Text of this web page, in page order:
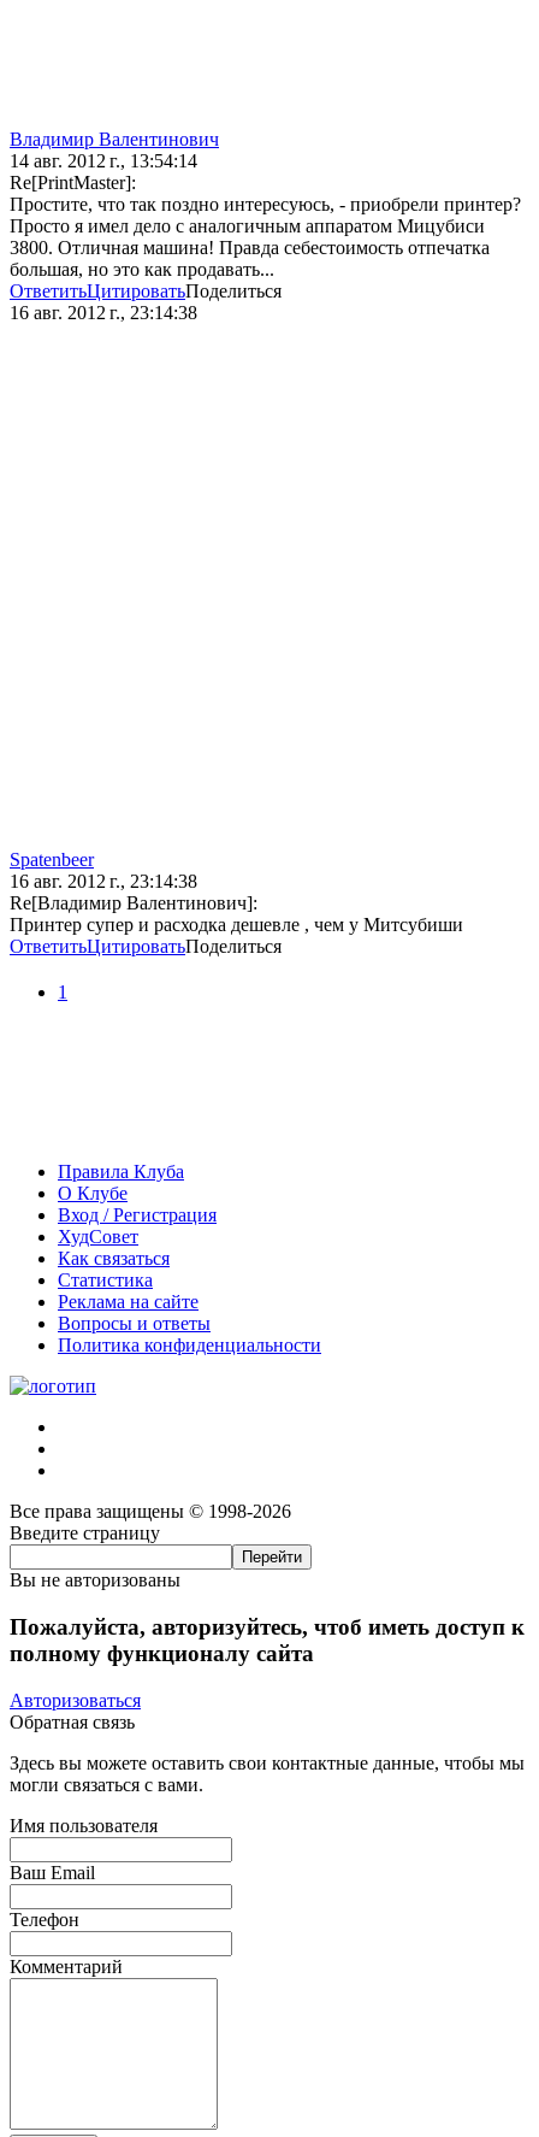
Владимир Валентинович
14 авг. 2012 г., 13:54:14
Re[PrintMaster]:
Простите, что так поздно интересуюсь, - приобрели принтер?
Просто я имел дело с аналогичным аппаратом Мицубиси
3800. Отличная машина! Правда себестоимость отпечатка
большая, но это как продавать...
ОтветитьЦитироватьПоделиться
16 авг. 2012 г., 23:14:38
Spatenbeer
16 авг. 2012 г., 23:14:38
Re[Владимир Валентинович]:
Принтер супер и расходка дешевле , чем у Митсубиши
ОтветитьЦитироватьПоделиться
1
Правила Клуба
О Клубе
Вход / Регистрация
ХудСовет
Как связаться
Статистика
Реклама на сайте
Вопросы и ответы
Политика конфиденциальности
Все права защищены © 1998-2026
Введите страницу
Вы не авторизованы
Пожалуйста, авторизуйтесь, чтоб иметь доступ к
полному функционалу сайта
Авторизоваться
Обратная связь
Здесь вы можете оставить свои контактные данные, чтобы мы
могли связаться с вами.
Имя пользователя
Ваш Email
Телефон
Комментарий